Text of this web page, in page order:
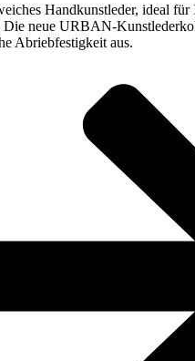
Handkunstleder, ideal für
Die neue URBAN-
Abriebfestigkeit aus.